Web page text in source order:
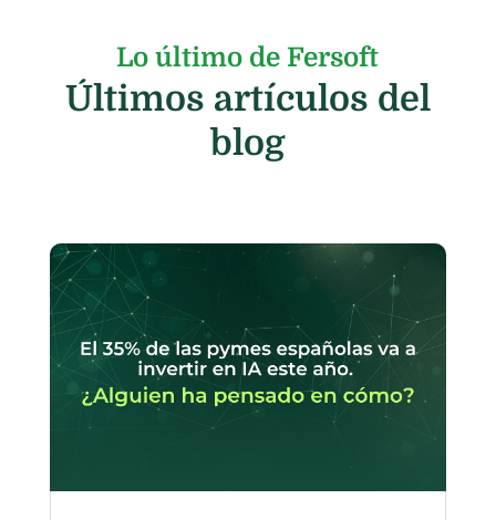
Lo último de Fersoft
Últimos artículos del
blog